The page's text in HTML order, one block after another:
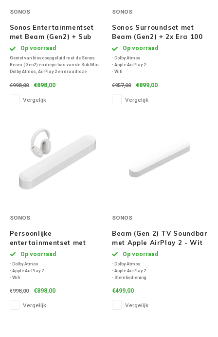
SONOS
Sonos Entertainmentset
met Beam (Gen2) + Sub
Mini - Wit
Op voorraad
Geniet van bioscoopgeluid met de Sonos
Beam (Gen2) en diepe bas van de Sub Mini.
Dolby Atmos, AirPlay 2 en draadloze
muziek en games – compact, krachtig en
€998,00 €898,00
Vergelijk
SONOS
Sonos Surroundset met
Beam (Gen2) + 2x Era 100
- WitOp voorraad
· Dolby Atmos
· Apple AirPlay 2
· Wifi
€957,00 €899,00
Vergelijk
SONOS
Persoonlijke
entertainmentset met
Beam + Sonos Ace - Wit
Op voorraad
· Dolby Atmos
· Apple AirPlay 2
· Wifi
Noise Cancellation (ANC)
€998,00 €898,00
Vergelijk
SONOS
Beam (Gen 2) TV Soundbar
met Apple AirPlay 2 - Wit
Op voorraad
· Dolby Atmos
· Apple AirPlay 2
· Stembediening
· Afstandsbediening-synchronisatie
€499,00
Vergelijk